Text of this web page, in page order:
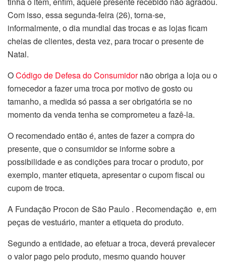
Com isso, essa segunda-feira (26), torna-se,
informalmente, o dia mundial das trocas e as lojas ficam
cheias de clientes, desta vez, para trocar o presente de
Natal.
OCódigo de Defesa do Consumidornão obriga a loja ou o
fornecedor a fazer uma troca por motivo de gosto ou
tamanho, a medida só passa a ser obrigatória se no
momento da venda tenha se comprometeu a fazê-la.
O recomendado então é, antes de fazer a compra do
presente, que o consumidor se informe sobre a
possibilidade e as condições para trocar o produto, por
exemplo, manter etiqueta, apresentar o cupom fiscal ou
cupom de troca.
A Fundação Procon de São Paulo . Recomendação e, em
peças de vestuário, manter a etiqueta do produto.
Segundo a entidade, ao efetuar a troca, deverá prevalecer
o valor pago pelo produto, mesmo quando houver